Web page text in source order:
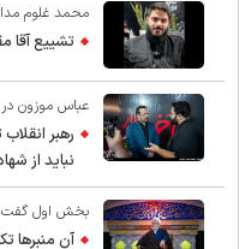
محمد غلوم
تشییع آقا
عباس موزون در
رهبر انقلاب
نباید از
بخش اول گفت و
آن منبرها